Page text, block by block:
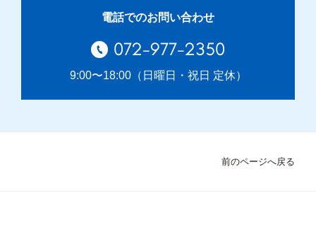
電話でのお問い合わせ
072-977-2350
9:00〜18:00（日曜日・祝日 定休）
前のページへ戻る